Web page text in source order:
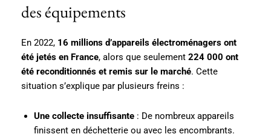
des équipements
En 2022, 16 millions d’appareils électroménagers ont
été jetés en France, alors que seulement 224 000 ont
été reconditionnés et remis sur le marché. Cette
situation s’explique par plusieurs freins :
Une collecte insuffisante : De nombreux appareils
finissent en déchetterie ou avec les encombrants.